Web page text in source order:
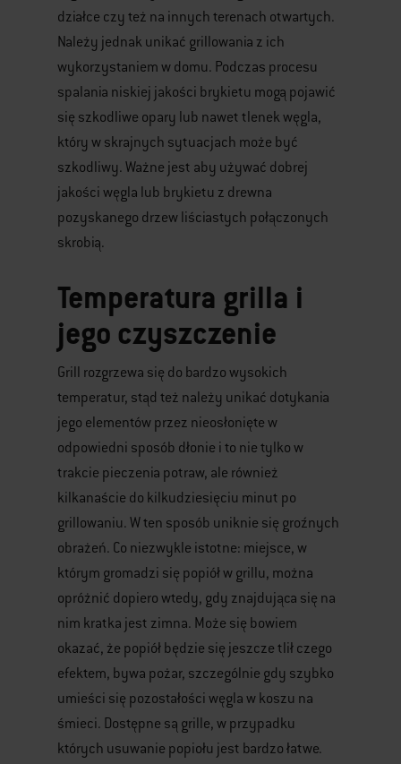
działce czy też na innych terenach otwartych.
Należy jednak unikać grillowania z ich
wykorzystaniem w domu. Podczas procesu
spalania niskiej jakości brykietu mogą pojawić
się szkodliwe opary lub nawet tlenek węgla,
który w skrajnych sytuacjach może być
szkodliwy. Ważne jest aby używać dobrej
jakości węgla lub brykietu z drewna
pozyskanego drzew liściastych połączonych
skrobią.
Temperatura grilla i
jego czyszczenie
Grill rozgrzewa się do bardzo wysokich
temperatur, stąd też należy unikać dotykania
jego elementów przez nieosłonięte w
odpowiedni sposób dłonie i to nie tylko w
trakcie pieczenia potraw, ale również
kilkanaście do kilkudziesięciu minut po
grillowaniu. W ten sposób uniknie się groźnych
obrażeń. Co niezwykle istotne: miejsce, w
którym gromadzi się popiół w grillu, można
opróżnić dopiero wtedy, gdy znajdująca się na
nim kratka jest zimna. Może się bowiem
okazać, że popiół będzie się jeszcze tlił czego
efektem, bywa pożar, szczególnie gdy szybko
umieści się pozostałości węgla w koszu na
śmieci. Dostępne są grille, w przypadku
których usuwanie popiołu jest bardzo łatwe.